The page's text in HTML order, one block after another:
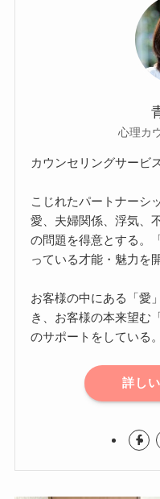
心理カ
カウンセリングサービ
こじれたパートナーシ
愛、夫婦関係、浮気、
の問題を得意とする。
っている才能・魅力を
お客様の中にある「愛
き、お客様の本来望む
のサポートをしている。
詳し